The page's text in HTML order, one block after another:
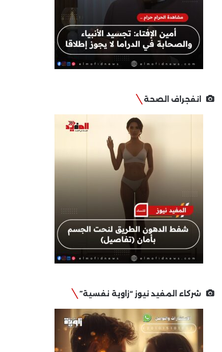
انفجراف الصحة
شركاء المفيد نيوز “زاوية نفسية”